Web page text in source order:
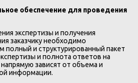
обеспечение для проведения
экспертизы и получения
заказчику необходимо
полный и структурированный пакет
и полнота ответов на
зависят от объема и
информации.